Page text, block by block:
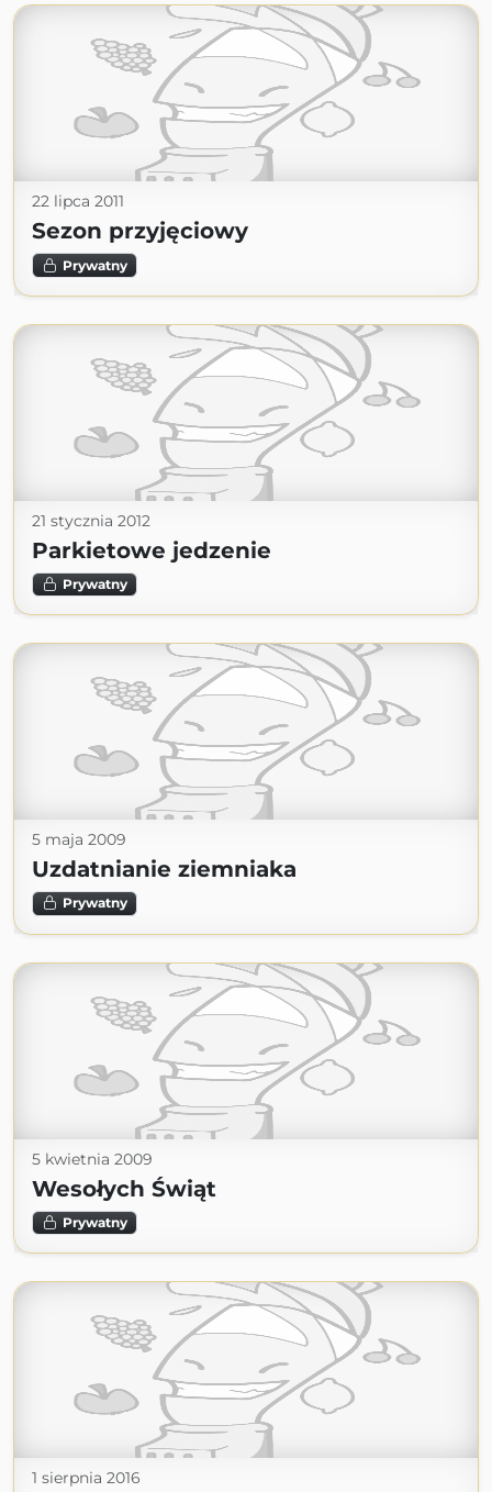
22 lipca 2011
Sezon przyjęciowy
Prywatny
21 stycznia 2012
Parkietowe jedzenie
Prywatny
5 maja 2009
Uzdatnianie ziemniaka
Prywatny
5 kwietnia 2009
Wesołych Świąt
Prywatny
1 sierpnia 2016